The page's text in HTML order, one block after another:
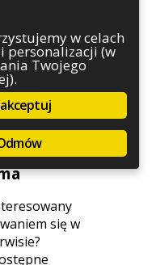
się w
w celach
personalizacji (w
Twojego